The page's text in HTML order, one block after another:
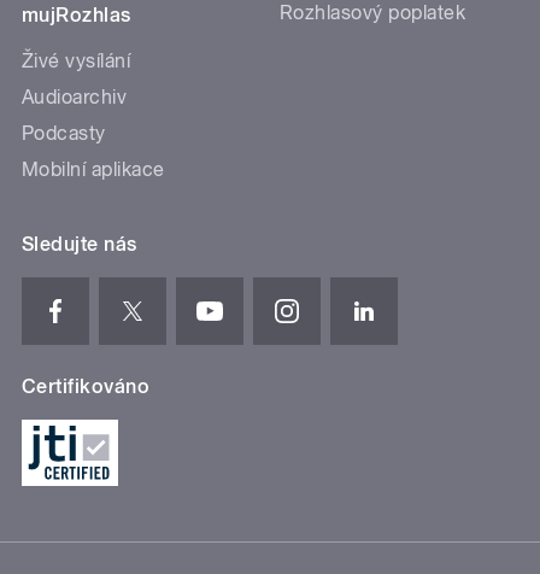
mujRozhlas
Živé vysílání
Audioarchiv
Podcasty
Mobilní aplikace
Rozhlasový poplatek
Sledujte nás
Certifikováno